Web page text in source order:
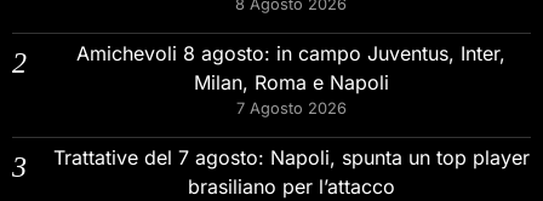
8 Agosto 2026
Amichevoli 8 agosto: in campo Juventus, Inter,
Milan, Roma e Napoli
7 Agosto 2026
Trattative del 7 agosto: Napoli, spunta un top player
brasiliano per l’attacco